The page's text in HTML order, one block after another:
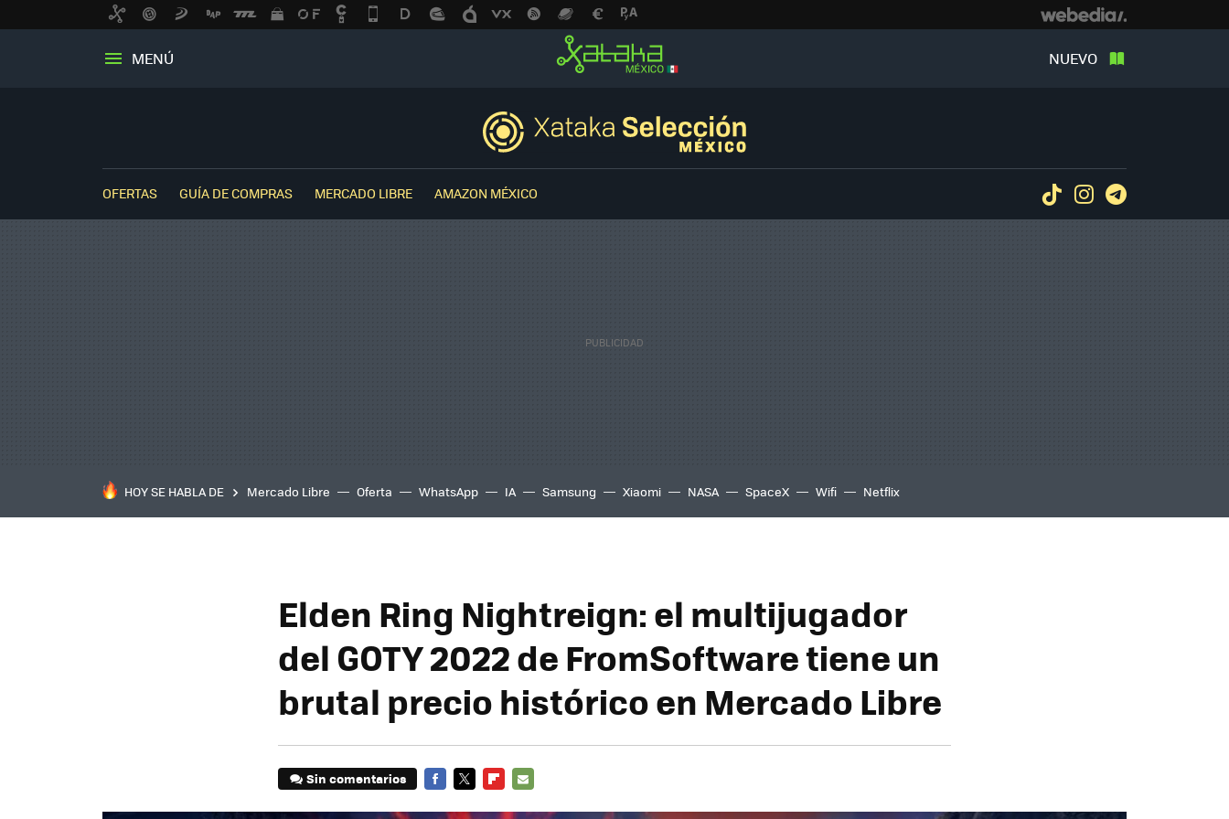
MENÚ NUEVO
OFERTAS GUÍA DE COMPRAS MERCADO LIBRE AMAZON MÉXICO TiktokInstagram
HOY SE HABLA DE Mercado Libre Oferta WhatsApp IA Samsung Xiaomi NASA SpaceX Wifi Netflix
Elden Ring Nightreign: el multijugador
del GOTY 2022 de FromSoftware tiene un
brutal precio histórico en Mercado Libre
Sin comentarios